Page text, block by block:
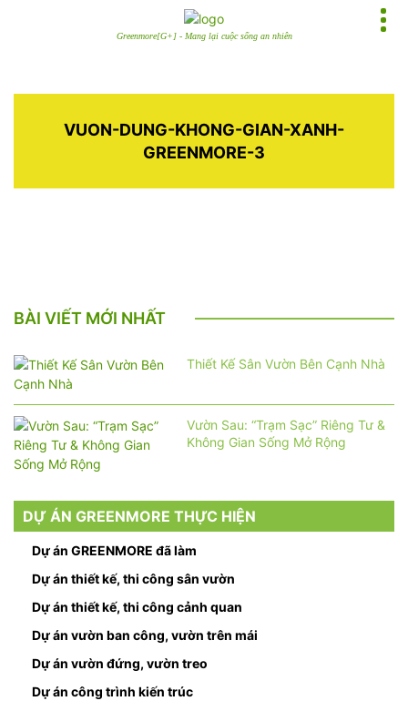
Greenmore[G+] - Mang lại cuộc sống an nhiên
VUON-DUNG-KHONG-GIAN-XANH-
GREENMORE-3
BÀI VIẾT MỚI NHẤT
Thiết Kế Sân Vườn Bên Cạnh Nhà
Vườn Sau: “Trạm Sạc” Riêng Tư &
Không Gian Sống Mở Rộng
DỰ ÁN GREENMORE THỰC HIỆN
Dự án GREENMORE đã làm
Dự án thiết kế, thi công sân vườn
Dự án thiết kế, thi công cảnh quan
Dự án vườn ban công, vườn trên mái
Dự án vườn đứng, vườn treo
Dự án công trình kiến trúc